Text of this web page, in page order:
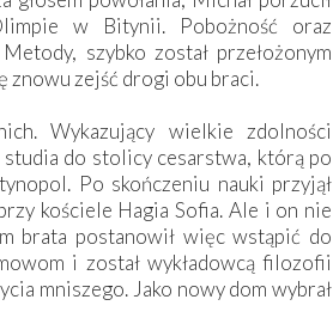
w Bitynii. Pobożność oraz
szybko został przełożonym
znowu zejść drogi obu braci.
Wykazujący wielkie zdolności
do stolicy cesarstwa, którą po
Po skończeniu nauki przyjął
kościele Hagia Sofia. Ale i on nie
brata postanowił więc wstąpić do
i został wykładowcą filozofii
mniszego. Jako nowy dom wybrał